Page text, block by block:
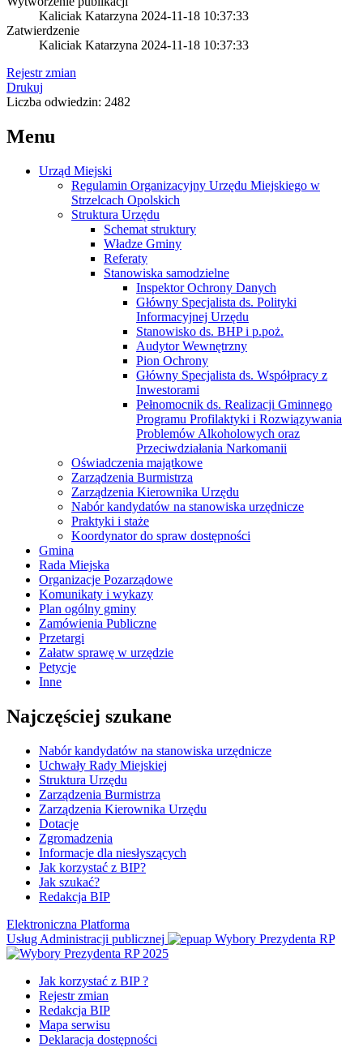
Kaliciak Katarzyna 2024-11-18 10:37:33
Zatwierdzenie
Kaliciak Katarzyna 2024-11-18 10:37:33
Rejestr zmian
Drukuj
Liczba odwiedzin: 2482
Menu
Urząd Miejski
Regulamin Organizacyjny Urzędu Miejskiego w
Strzelcach Opolskich
Struktura Urzędu
Schemat struktury
Władze Gminy
Referaty
Stanowiska samodzielne
Inspektor Ochrony Danych
Główny Specjalista ds. Polityki
Informacyjnej Urzędu
Stanowisko ds. BHP i p.poż.
Audytor Wewnętrzny
Pion Ochrony
Główny Specjalista ds. Współpracy z
Inwestorami
Pełnomocnik ds. Realizacji Gminnego
Programu Profilaktyki i Rozwiązywania
Problemów Alkoholowych oraz
Przeciwdziałania Narkomanii
Oświadczenia majątkowe
Zarządzenia Burmistrza
Zarządzenia Kierownika Urzędu
Nabór kandydatów na stanowiska urzędnicze
Praktyki i staże
Koordynator do spraw dostępności
Gmina
Rada Miejska
Organizacje Pozarządowe
Komunikaty i wykazy
Plan ogólny gminy
Zamówienia Publiczne
Przetargi
Załatw sprawę w urzędzie
Petycje
Inne
Najczęściej szukane
Nabór kandydatów na stanowiska urzędnicze
Uchwały Rady Miejskiej
Struktura Urzędu
Zarządzenia Burmistrza
Zarządzenia Kierownika Urzędu
Dotacje
Zgromadzenia
Informacje dla niesłyszących
Jak korzystać z BIP?
Jak szukać?
Redakcja BIP
Elektroniczna Platforma
Usług Administracji publicznej
Wybory Prezydenta RP
Jak korzystać z BIP ?
Rejestr zmian
Redakcja BIP
Mapa serwisu
Deklaracja dostępności